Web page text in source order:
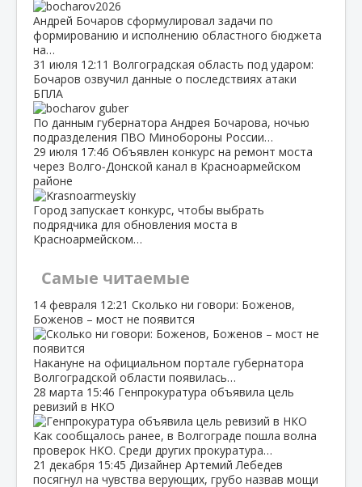
Андрей Бочаров сформулировал задачи по
формированию и исполнению областного бюджета
на…
31 июля 12:11 Волгоградская область под ударом:
Бочаров озвучил данные о последствиях атаки
БПЛА
По данным губернатора Андрея Бочарова, ночью
подразделения ПВО Минобороны России…
29 июля 17:46 Объявлен конкурс на ремонт моста
через Волго‑Донской канал в Красноармейском
районе
Город запускает конкурс, чтобы выбрать
подрядчика для обновления моста в
Красноармейском…
Самые читаемые
14 февраля 12:21 Сколько ни говори: Боженов,
Боженов – мост не появится
Накануне на официальном портале губернатора
Волгоградской области появилась…
28 марта 15:46 Генпрокуратура объявила цель
ревизий в НКО
Как сообщалось ранее, в Волгограде пошла волна
проверок НКО. Среди других прокуратура…
21 декабря 15:45 Дизайнер Артемий Лебедев
посягнул на чувства верующих, грубо назвав мощи